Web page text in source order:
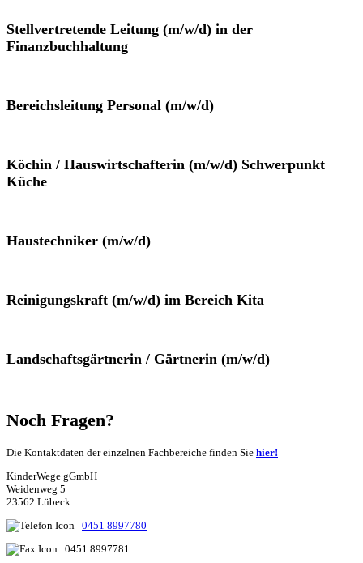
Stellvertretende Leitung (m/w/d) in der
Finanzbuchhaltung
Bereichsleitung Personal (m/w/d)
Köchin / Hauswirtschafterin (m/w/d) Schwerpunkt
Küche
Haustechniker (m/w/d)
Reinigungskraft (m/w/d) im Bereich Kita
Landschaftsgärtnerin / Gärtnerin (m/w/d)
Noch Fragen?
Die Kontaktdaten der einzelnen Fachbereiche finden Sie hier!
KinderWege gGmbH
Weidenweg 5
23562 Lübeck
0451 8997780
0451 8997781